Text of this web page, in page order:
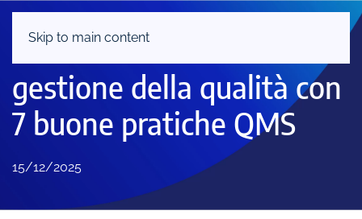
Skip to main content
Trasforma il sistema di
gestione della qualità con
7 buone pratiche QMS
15/12/2025